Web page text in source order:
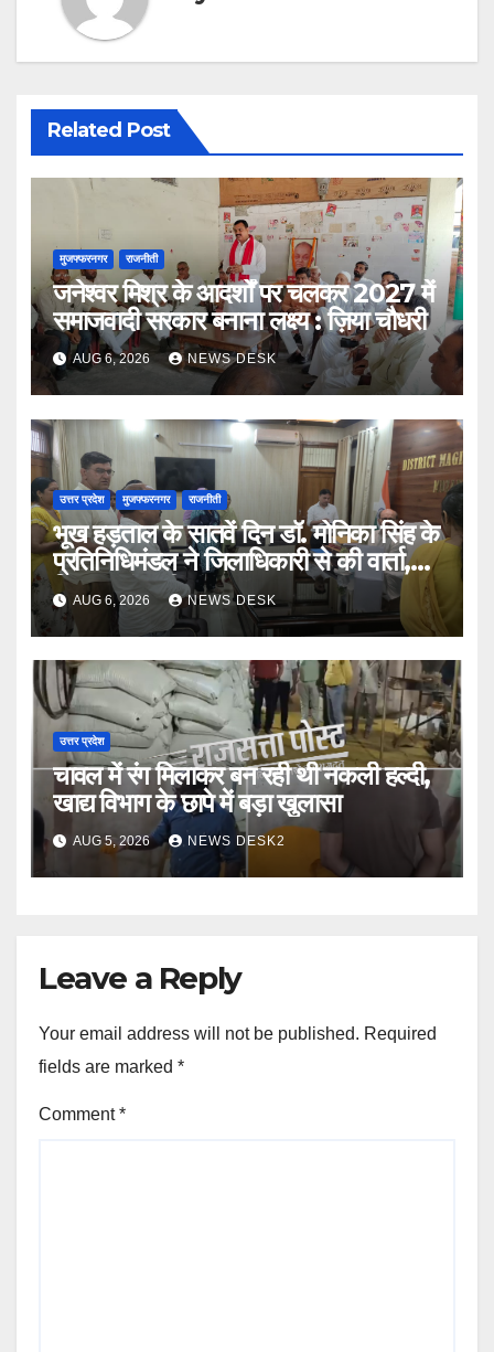
Related Post
मुजफ्फरनगर राजनीती
जनेश्वर मिश्र के आदर्शों पर चलकर 2027 में
समाजवादी सरकार बनाना लक्ष्य : ज़िया चौधरी
AUG 6, 2026 NEWS DESK
उत्तर प्रदेश मुजफ्फरनगर राजनीती
भूख हड़ताल के सातवें दिन डॉ. मोनिका सिंह के
प्रतिनिधिमंडल ने जिलाधिकारी से की वार्ता,
निष्पक्ष जांच की मांग
AUG 6, 2026 NEWS DESK
उत्तर प्रदेश
चावल में रंग मिलाकर बन रही थी नकली हल्दी,
खाद्य विभाग के छापे में बड़ा खुलासा
AUG 5, 2026 NEWS DESK2
Leave a Reply
Your email address will not be published. Required
fields are marked *
Comment*